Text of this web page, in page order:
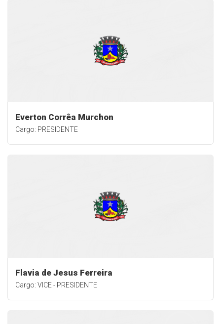
Everton Corrêa Murchon
Cargo: PRESIDENTE
Flavia de Jesus Ferreira
Cargo: VICE - PRESIDENTE